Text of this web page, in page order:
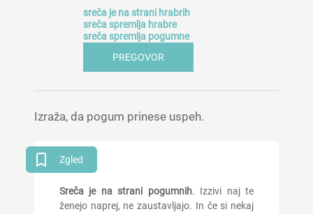
sreča je na strani hrabrih
sreča spremlja hrabre
sreča spremlja pogumne
PREGOVOR
Izraža, da pogum prinese uspeh.
Zgled
Sreča je na strani pogumnih. Izzivi naj te
ženejo naprej, ne zaustavljajo. In če si nekaj